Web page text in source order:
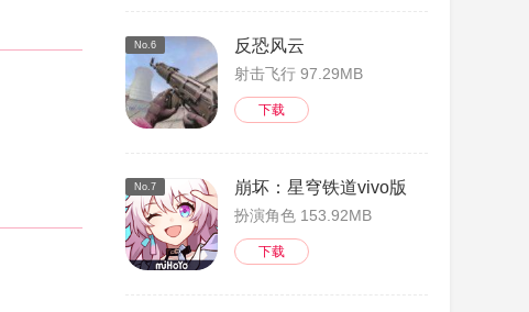
No.6 反恐风云
射击飞行 97.29MB
下载
No.7 崩坏：星穹铁道vivo版
扮演角色 153.92MB
下载